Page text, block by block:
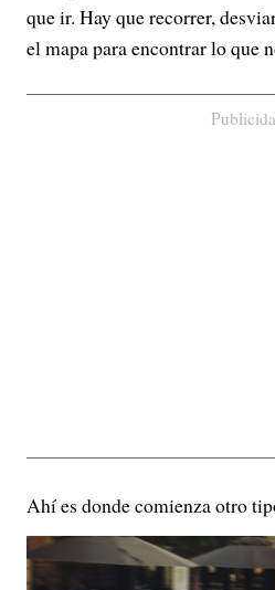
que ir. Hay que recorrer,
el mapa para encontrar lo que
Ahí es donde comienza otro